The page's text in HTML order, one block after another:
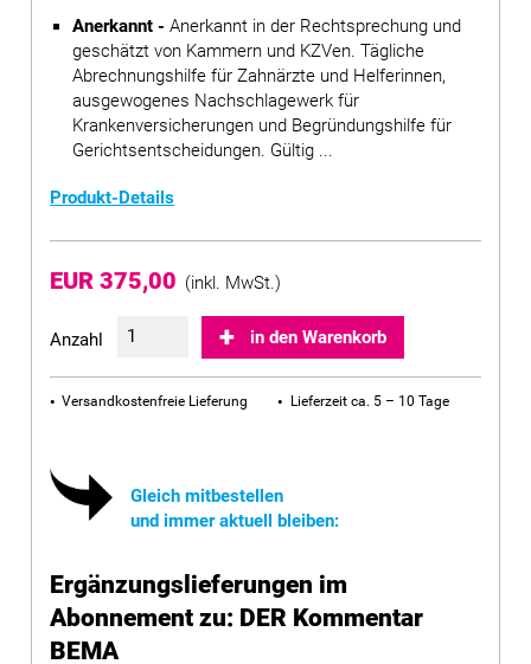
Anerkannt - Anerkannt in der Rechtsprechung und
geschätzt von Kammern und KZVen. Tägliche
Abrechnungshilfe für Zahnärzte und Helferinnen,
ausgewogenes Nachschlagewerk für
Krankenversicherungen und Begründungshilfe für
Gerichtsentscheidungen. Gültig ...
Produkt-Details
EUR 375,00 (inkl. MwSt.)
Anzahl in den Warenkorb
Versandkostenfreie Lieferung Lieferzeit ca. 5 – 10 Tage
Gleich mitbestellen
und immer aktuell bleiben:
Ergänzungslieferungen im
Abonnement zu: DER Kommentar
BEMA